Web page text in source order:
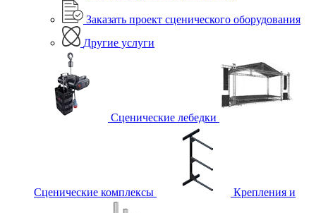
Заказать проект сценического оборудования
Другие услуги
Сценические лебедки
Сценические комплексы Крепления и